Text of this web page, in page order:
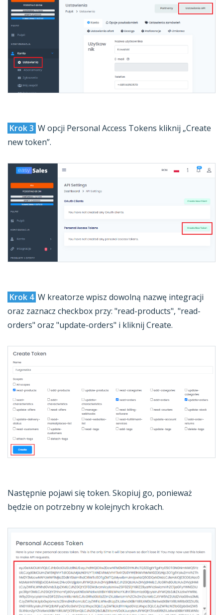
Krok 3 W opcji Personal Access Tokens kliknij „Create
new token”.
Krok 4 W kreatorze wpisz dowolną nazwę integracji
oraz zaznacz checkbox przy: "read-products", "read-
orders" oraz "update-orders" i kliknij Create.
Następnie pojawi się token. Skopiuj go, ponieważ
będzie on potrzebny w kolejnych krokach.